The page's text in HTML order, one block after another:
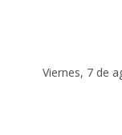
Viernes, 7 de